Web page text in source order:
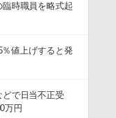
時職員を略式起
％値上げすると発
で日当不正受
万円